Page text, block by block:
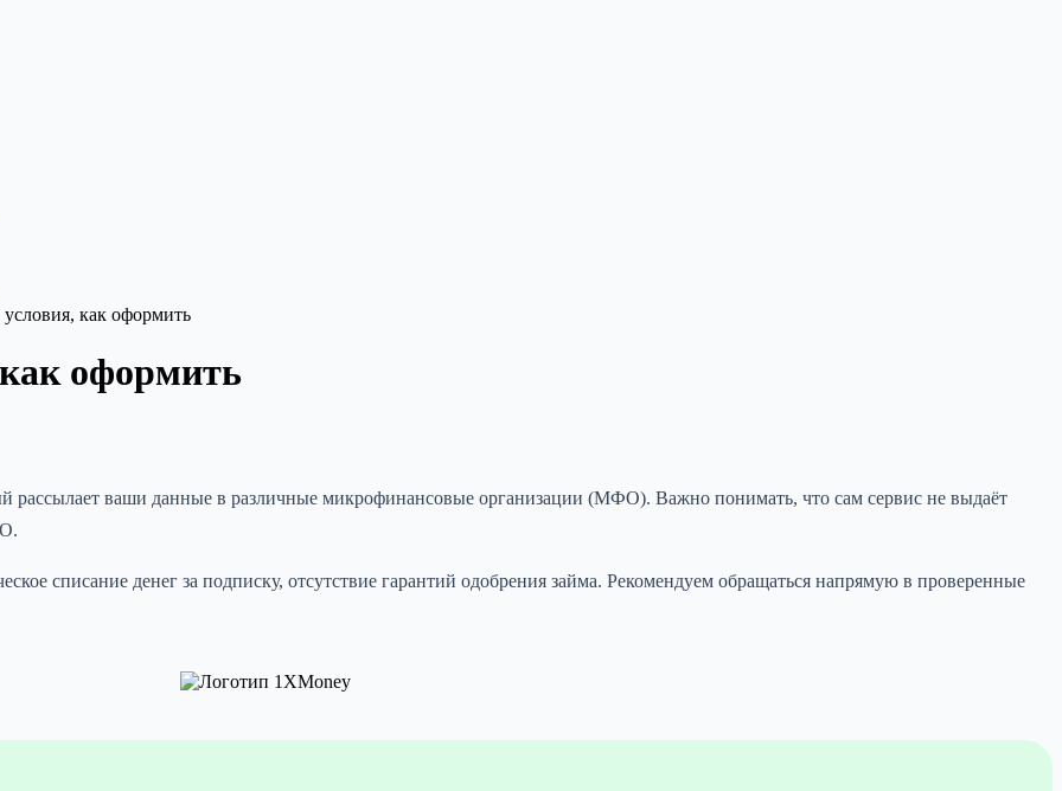
как оформить
оформить
ваши данные в различные микрофинансовые организации (МФО). Важно понимать, что сам сервис не выдаёт
списание денег за подписку, отсутствие гарантий одобрения займа. Рекомендуем обращаться напрямую в проверенные